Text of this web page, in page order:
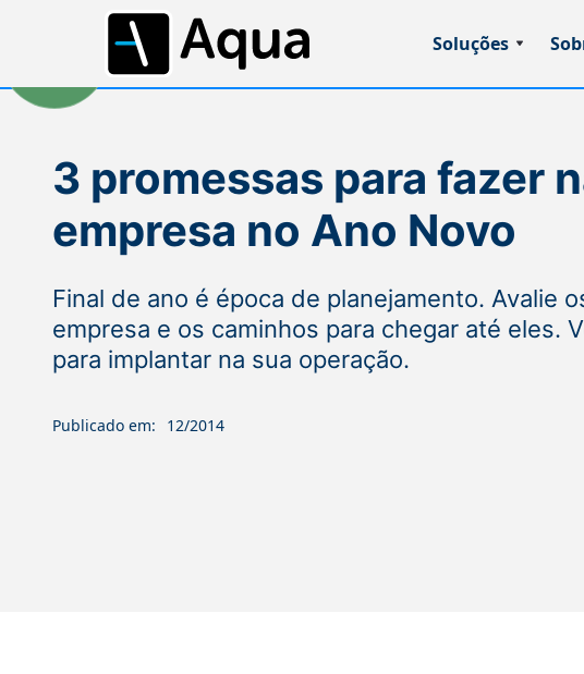
Soluções
3 promessas para fazer
empresa no Ano Novo
Final de ano é época de planejamento. Avalie
empresa e os caminhos para chegar até eles.
para implantar na sua operação.
Publicado em: 12/2014